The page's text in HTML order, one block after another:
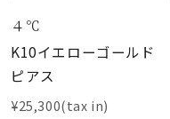
４℃
K10イエローゴールド
ピアス
¥25,300(tax in)